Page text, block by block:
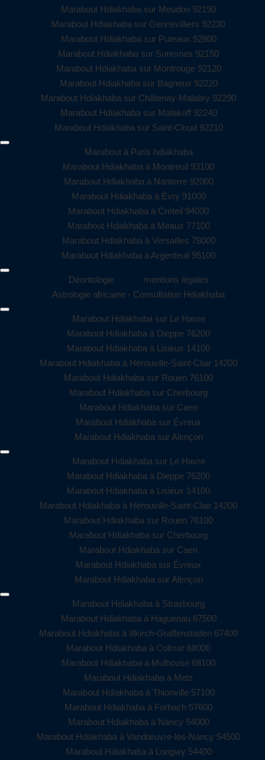
Marabout Hdiakhaba sur Meudon 92190
Marabout Hdiakhaba sur Gennevilliers 92230
Marabout Hdiakhaba sur Puteaux 92800
Marabout Hdiakhaba sur Suresnes 92150
Marabout Hdiakhaba sur Montrouge 92120
Marabout Hdiakhaba sur Bagneux 92220
Marabout Hdiakhaba sur Châtenay-Malabry 92290
Marabout Hdiakhaba sur Malakoff 92240
Marabout Hdiakhaba sur Saint-Cloud 92210
Marabout à Paris hdiakhaba
Marabout Hdiakhaba à Montreuil 93100
Marabout Hdiakhaba à Nanterre 92000
Marabout Hdiakhaba à Évry 91000
Marabout Hdiakhaba à Créteil 94000
Marabout Hdiakhaba à Meaux 77100
Marabout Hdiakhaba à Versailles 78000
Marabout Hdiakhaba à Argenteuil 95100
Déontologie
mentions légales
Astrologie africaine - Consultation Hdiakhaba
Marabout Hdiakhaba sur Le Havre
Marabout Hdiakhaba à Dieppe 76200
Marabout Hdiakhaba à Lisieux 14100
Marabout Hdiakhaba à Hérouville-Saint-Clair 14200
Marabout Hdiakhaba sur Rouen 76100
Marabout Hdiakhaba sur Cherbourg
Marabout Hdiakhaba sur Caen
Marabout Hdiakhaba sur Évreux
Marabout Hdiakhaba sur Alençon
Marabout Hdiakhaba sur Le Havre
Marabout Hdiakhaba à Dieppe 76200
Marabout Hdiakhaba à Lisieux 14100
Marabout Hdiakhaba à Hérouville-Saint-Clair 14200
Marabout Hdiakhaba sur Rouen 76100
Marabout Hdiakhaba sur Cherbourg
Marabout Hdiakhaba sur Caen
Marabout Hdiakhaba sur Évreux
Marabout Hdiakhaba sur Alençon
Marabout Hdiakhaba à Strasbourg
Marabout Hdiakhaba à Haguenau 67500
Marabout Hdiakhaba à Illkirch-Graffenstaden 67400
Marabout Hdiakhaba à Colmar 68000
Marabout Hdiakhaba à Mulhouse 68100
Marabout Hdiakhaba à Metz
Marabout Hdiakhaba à Thionville 57100
Marabout Hdiakhaba à Forbach 57600
Marabout Hdiakhaba à Nancy 54000
Marabout Hdiakhaba à Vandœuvre-lès-Nancy 54500
Marabout Hdiakhaba à Longwy 54400